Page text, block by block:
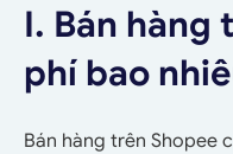
I. Bán hàng
phí bao
Bán hàng trên Shopee